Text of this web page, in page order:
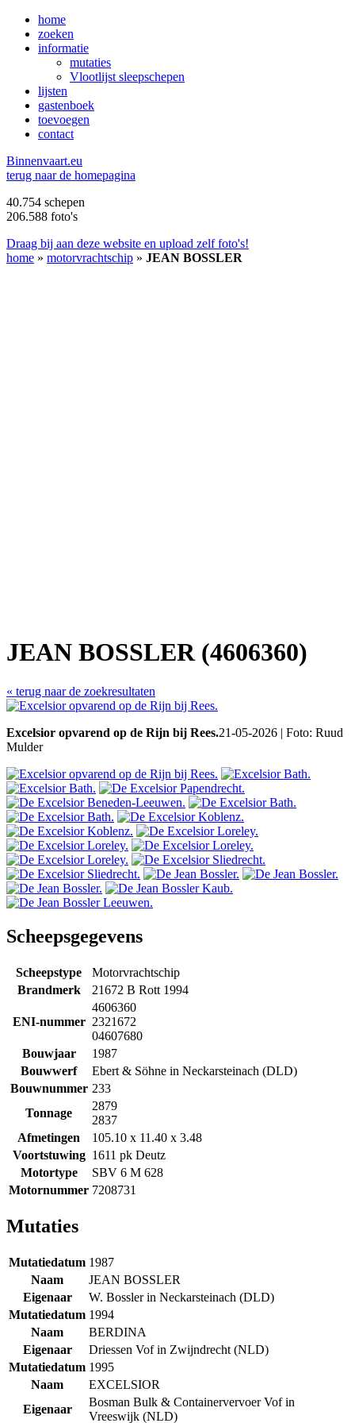
home
zoeken
informatie
mutaties
Vlootlijst sleepschepen
lijsten
gastenboek
toevoegen
contact
Binnenvaart.eu
terug naar de homepagina
40.754 schepen
206.588 foto's
Draag bij aan deze website en upload zelf foto's!
home » motorvrachtschip » JEAN BOSSLER
JEAN BOSSLER (4606360)
« terug naar de zoekresultaten
Excelsior opvarend op de Rijn bij Rees.21-05-2026 | Foto: Ruud
Mulder
Scheepsgegevens
Scheepstype
Motorvrachtschip
Brandmerk
21672 B Rott 1994
ENI-nummer
4606360
2321672
04607680
Bouwjaar
1987
Bouwwerf
Ebert & Söhne in Neckarsteinach (DLD)
Bouwnummer 233
Tonnage
2879
2837
Afmetingen
105.10 x 11.40 x 3.48
Voortstuwing 1611 pk Deutz
Motortype
SBV 6 M 628
Motornummer 7208731
Mutaties
Mutatiedatum 1987
Naam
JEAN BOSSLER
Eigenaar
W. Bossler in Neckarsteinach (DLD)
Mutatiedatum 1994
Naam
BERDINA
Eigenaar
Driessen Vof in Zwijndrecht (NLD)
Mutatiedatum 1995
Naam
EXCELSIOR
Eigenaar
Bosman Bulk & Containervervoer Vof in
Vreeswijk (NLD)